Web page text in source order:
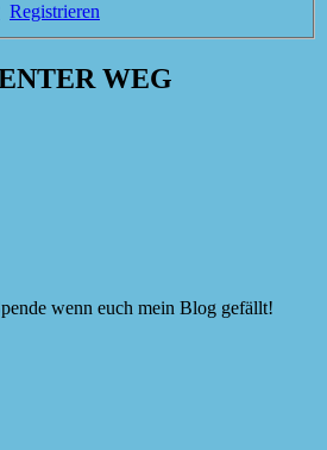
Registrieren
WEG
wenn euch mein Blog gefällt!